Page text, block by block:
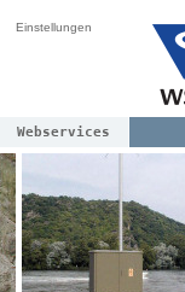
Einstellungen
Webservices